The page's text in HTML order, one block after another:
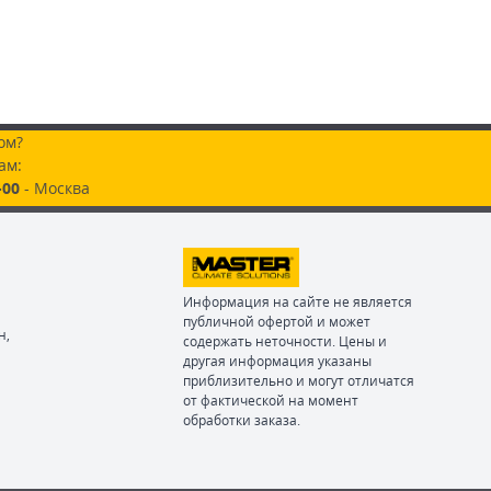
- Москва
Информация на сайте не является
публичной офертой и может
содержать неточности. Цены и
другая информация указаны
приблизительно и могут отличатся
от фактической на момент
обработки заказа.